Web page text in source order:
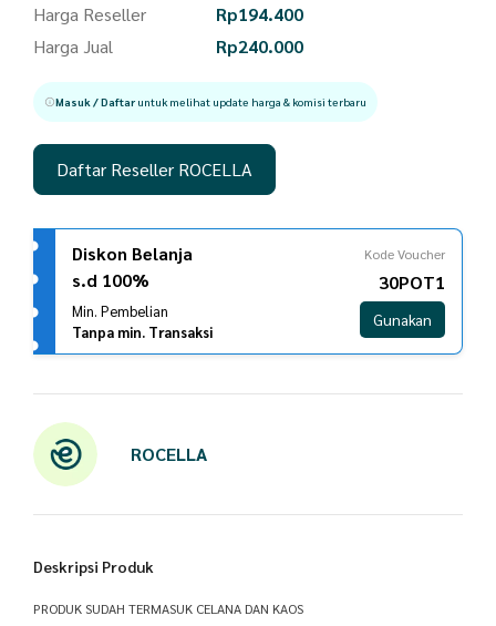
Harga Reseller Rp194.400
Harga Jual
Rp240.000
Masuk / Daftaruntuk melihat update harga & komisi terbaru
Daftar Reseller ROCELLA
Diskon Belanja
s.d 100%
Min. Pembelian
Tanpa min. Transaksi
Kode Voucher
30POT1
Gunakan
ROCELLA
Deskripsi Produk
PRODUK SUDAH TERMASUK CELANA DAN KAOS